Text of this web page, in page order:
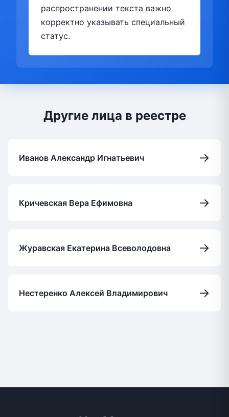
распространении текста важно
корректно указывать специальный
статус.
Другие лица в реестре
Иванов Александр Игнатьевич →
Кричевская Вера Ефимовна →
Журавская Екатерина Всеволодовна →
Нестеренко Алексей Владимирович →